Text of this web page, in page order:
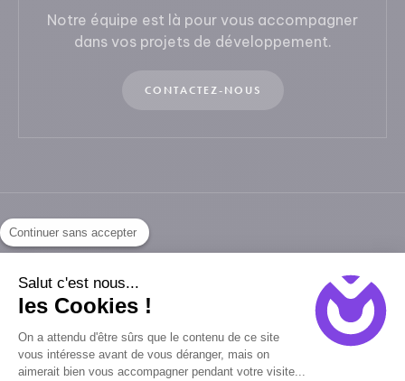
Continuer sans accepter
Salut c'est nous...
les Cookies !
On a attendu d'être sûrs que le contenu de ce site
vous intéresse avant de vous déranger, mais on
aimerait bien vous accompagner pendant votre visite...
Notre équipe est là pour vous accompagner
dans vos projets de développement.
CONTACTEZ-NOUS
Continuez votre lecture
11/02/2026